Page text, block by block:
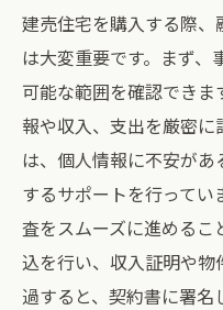
建売住宅を購入する際、
は大変重要です。まず、
可能な範囲を確認でき
報や収入、支出を厳密
は、個人情報に不安が
するサポートを行ってい
査をスムーズに進めるこ
込を行い、収入証明や物
過すると、契約書に署名